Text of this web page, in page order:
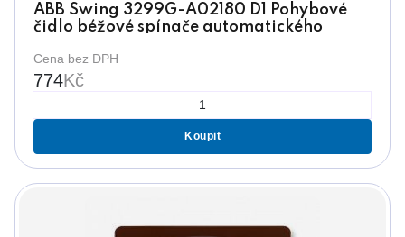
ABB Swing 3299G-A02180 D1 Pohybové
čidlo béžové spínače automatického
Cena bez DPH
774Kč
Koupit